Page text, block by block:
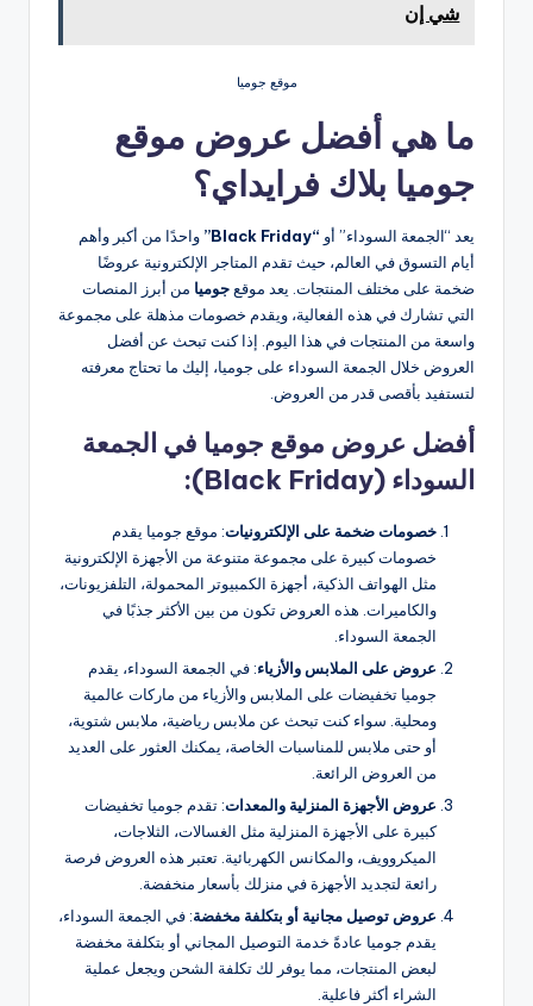
شي إن
موقع جوميا
ما هي أفضل عروض موقع
جوميا بلاك فرايداي؟
يعد “الجمعة السوداء” أو “Black Friday”
واحدًا من أكبر وأهم
أيام التسوق في العالم، حيث تقدم المتاجر الإلكترونية عروضًا
ضخمة على مختلف المنتجات. يعد موقع جوميا من أبرز المنصات
التي تشارك في هذه الفعالية، ويقدم خصومات مذهلة على مجموعة
واسعة من المنتجات في هذا اليوم. إذا كنت تبحث عن أفضل
العروض خلال الجمعة السوداء على جوميا، إليك ما تحتاج معرفته
لتستفيد بأقصى قدر من العروض.
أفضل عروض موقع جوميا في الجمعة
السوداء (Black Friday):
خصومات ضخمة على الإلكترونيات: موقع جوميا يقدم
خصومات كبيرة على مجموعة متنوعة من الأجهزة الإلكترونية
مثل الهواتف الذكية، أجهزة الكمبيوتر المحمولة، التلفزيونات،
والكاميرات. هذه العروض تكون من بين الأكثر جذبًا في
الجمعة السوداء.
عروض على الملابس والأزياء: في الجمعة السوداء، يقدم
جوميا تخفيضات على الملابس والأزياء من ماركات عالمية
ومحلية. سواء كنت تبحث عن ملابس رياضية، ملابس شتوية،
أو حتى ملابس للمناسبات الخاصة، يمكنك العثور على العديد
من العروض الرائعة.
عروض الأجهزة المنزلية والمعدات: تقدم جوميا تخفيضات
كبيرة على الأجهزة المنزلية مثل الغسالات، الثلاجات،
الميكروويف، والمكانس الكهربائية. تعتبر هذه العروض فرصة
رائعة لتجديد الأجهزة في منزلك بأسعار منخفضة.
عروض توصيل مجانية أو بتكلفة مخفضة: في الجمعة السوداء،
يقدم جوميا عادةً خدمة التوصيل المجاني أو بتكلفة مخفضة
لبعض المنتجات، مما يوفر لك تكلفة الشحن ويجعل عملية
الشراء أكثر فاعلية.